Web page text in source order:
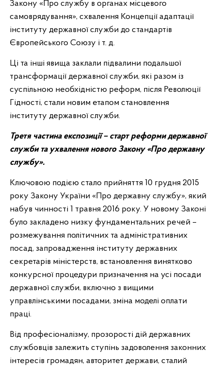
Закону «Про службу в органах місцевого
самоврядування», схвалення Концепції адаптації
інституту державної служби до стандартів
Європейського Союзу і т. д.
Ці та інші явища заклали підвалини подальшої
трансформації державної служби, які разом із
суспільною необхідністю реформ, після Революції
Гідності, стали новим етапом становлення
інституту державної служби.
Третя частина експозиції – старт реформи державної
служби та ухвалення нового Закону «Про державну
службу».
Ключовою подією стало прийняття 10 грудня 2015
року Закону України «Про державну службу», який
набув чинності 1 травня 2016 року. У новому Законі
було закладено низку фундаментальних речей –
розмежування політичних та адміністративних
посад, запровадження інституту державних
секретарів міністерств, встановлення винятково
конкурсної процедури призначення на усі посади
державної служби, включно з вищими
управлінськими посадами, зміна моделі оплати
праці.
Від професіоналізму, прозорості дій державних
службовців залежить ступінь задоволення законних
інтересів громадян, авторитет держави, сталий